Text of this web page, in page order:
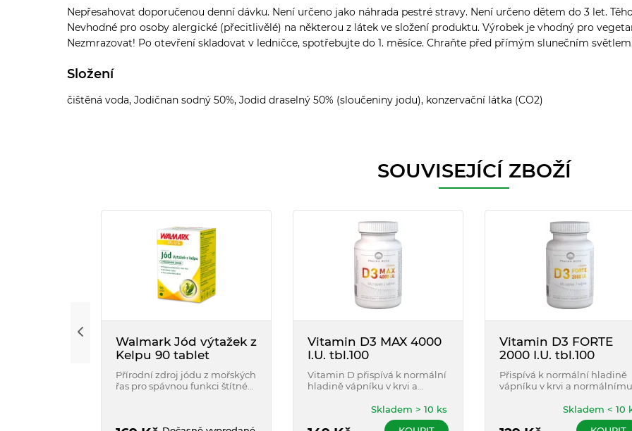
Nepřesahovat doporučenou denní dávku. Není určeno jako náhrada pestré stravy. Není určeno dětem do 3 let.
Nevhodné pro osoby alergické (přecitlivělé) na některou z látek ve složení produktu. Výrobek je vhodný pro
Nezmrazovat! Po otevření skladovat v ledničce, spotřebujte do 1. měsíce. Chraňte před přímým slunečním světlem.
Složení
čištěná voda, Jodičnan sodný 50%, Jodid draselný 50% (sloučeniny jodu), konzervační látka (CO2)
SOUVISEJÍCÍ ZBOŽÍ
Walmark Jód výtažek z
Kelpu 90 tablet
Přírodní zdroj jódu z mořských
řas pro spávnou funkci štítné
Vitamin D3 MAX 4000
I.U. tbl.100
Vitamin D přispívá k normální
hladině vápníku v krvi a
Vitamin D přispívá k udržení
normální činnosti svalů, stavu
Skladem > 10 ks
Vitamin D3 FORTE
2000 I.U. tbl.100
Přispívá k normální hladině
vápníku v krvi a normálnímu
činnosti svalů, stavu zubů.
Podporuje funkci
Skladem < 10